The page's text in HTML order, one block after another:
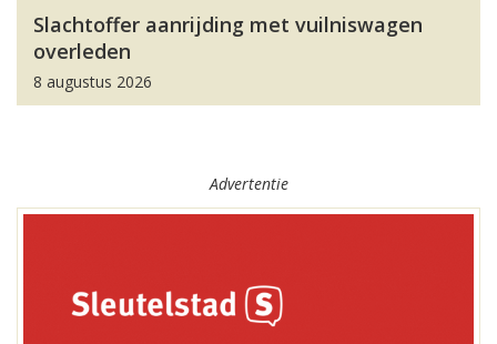
Slachtoffer aanrijding met vuilniswagen
overleden
8 augustus 2026
Advertentie